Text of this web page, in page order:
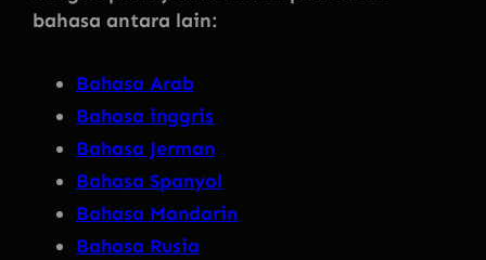
bahasa antara lain:
Bahasa Arab
Bahasa inggris
Bahasa Jerman
Bahasa Spanyol
Bahasa Mandarin
Bahasa Rusia